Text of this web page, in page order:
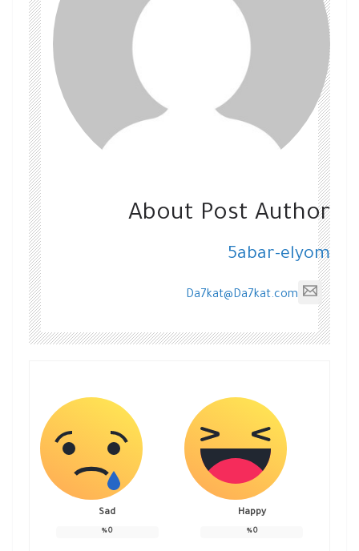
About Post Author
5abar-elyom
Da7kat@Da7kat.com
Happy
0
%
Sad
0
%